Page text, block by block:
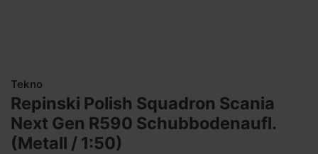
Tekno
Repinski Polish Squadron Scania
Next Gen R590 Schubbodenaufl.
(Metall / 1:50)